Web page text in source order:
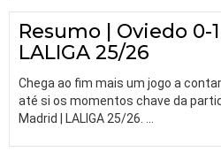
Resumo | Oviedo 0-
LALIGA 25/26
Chega ao fim mais um jogo a
até si os momentos chave da
Madrid | LALIGA 25/26.